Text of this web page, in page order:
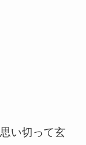
い切って玄